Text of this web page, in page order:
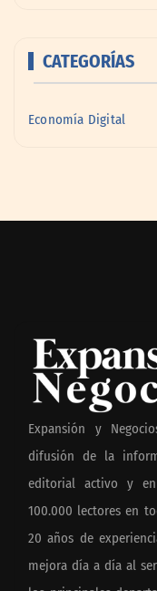
CATEGORÍAS
Economía Digital
Expansión y
difusión de la
editorial activo y
100.000 lectores en
20 años de
mejora día a día al